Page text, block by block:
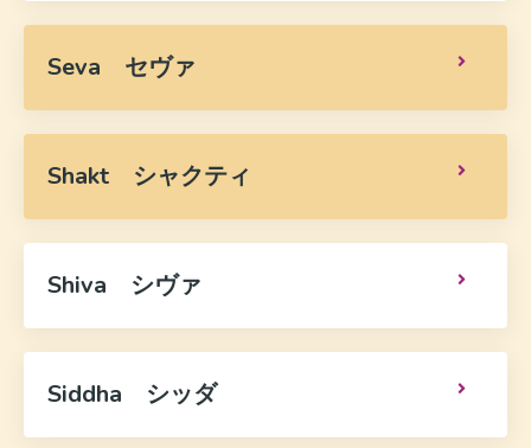
Seva セヴァ
Shakt シャクティ
Shiva シヴァ
Siddha シッダ